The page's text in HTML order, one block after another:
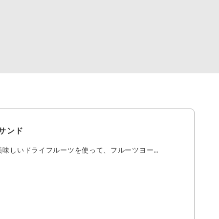
ンド
しいドライフルーツを使って、フルーツヨー…